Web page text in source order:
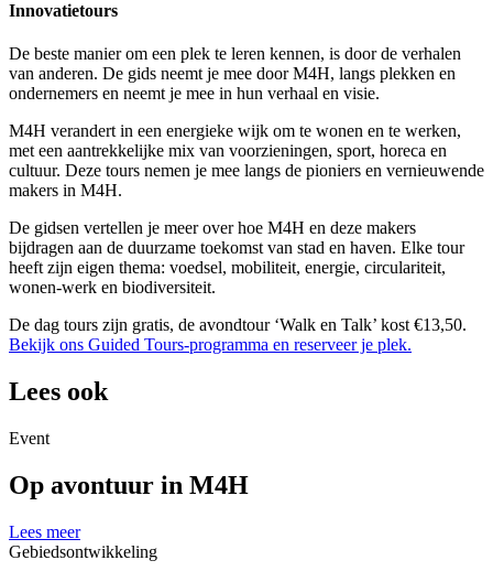
Innovatietours
De beste manier om een plek te leren kennen, is door de verhalen
van anderen. De gids neemt je mee door M4H, langs plekken en
ondernemers en neemt je mee in hun verhaal en visie.
M4H verandert in een energieke wijk om te wonen en te werken,
met een aantrekkelijke mix van voorzieningen, sport, horeca en
cultuur. Deze tours nemen je mee langs de pioniers en vernieuwende
makers in M4H.
De gidsen vertellen je meer over hoe M4H en deze makers
bijdragen aan de duurzame toekomst van stad en haven. Elke tour
heeft zijn eigen thema: voedsel, mobiliteit, energie, circulariteit,
wonen-werk en biodiversiteit.
De dag tours zijn gratis, de avondtour ‘Walk en Talk’ kost €13,50.
Bekijk ons ​​Guided Tours-programma en reserveer je plek.
Lees ook
Event
Op avontuur in M4H
Lees meer
Gebiedsontwikkeling